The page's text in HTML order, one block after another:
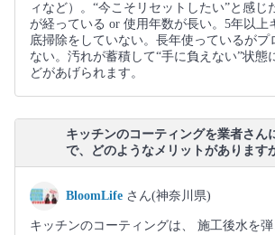
ィなど）。“今こそリセットしたい”と感じ
が経っている or 使用年数が長い。5年以上
底掃除をしていない。長年使っているがプ
ない。汚れが蓄積して“手に負えない”状態
どがあげられます。
キッチンのコーティングを業者さん
で、どのようなメリットがあります
BloomLife さん(神奈川県)
キッチンのコーティングは、 施工後水を